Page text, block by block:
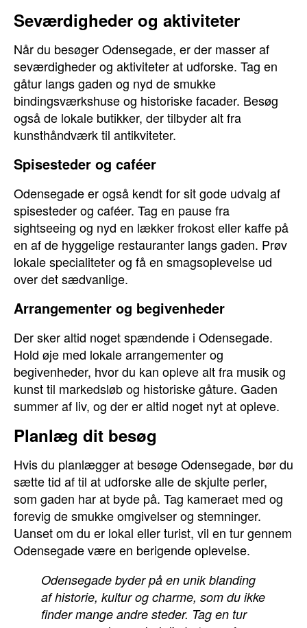
Seværdigheder og aktiviteter
Når du besøger Odensegade, er der masser af
seværdigheder og aktiviteter at udforske. Tag en
gåtur langs gaden og nyd de smukke
bindingsværkshuse og historiske facader. Besøg
også de lokale butikker, der tilbyder alt fra
kunsthåndværk til antikviteter.
Spisesteder og caféer
Odensegade er også kendt for sit gode udvalg af
spisesteder og caféer. Tag en pause fra
sightseeing og nyd en lækker frokost eller kaffe på
en af de hyggelige restauranter langs gaden. Prøv
lokale specialiteter og få en smagsoplevelse ud
over det sædvanlige.
Arrangementer og begivenheder
Der sker altid noget spændende i Odensegade.
Hold øje med lokale arrangementer og
begivenheder, hvor du kan opleve alt fra musik og
kunst til markedsløb og historiske gåture. Gaden
summer af liv, og der er altid noget nyt at opleve.
Planlæg dit besøg
Hvis du planlægger at besøge Odensegade, bør du
sætte tid af til at udforske alle de skjulte perler,
som gaden har at byde på. Tag kameraet med og
forevig de smukke omgivelser og stemninger.
Uanset om du er lokal eller turist, vil en tur gennem
Odensegade være en berigende oplevelse.
Odensegade byder på en unik blanding
af historie, kultur og charme, som du ikke
finder mange andre steder. Tag en tur